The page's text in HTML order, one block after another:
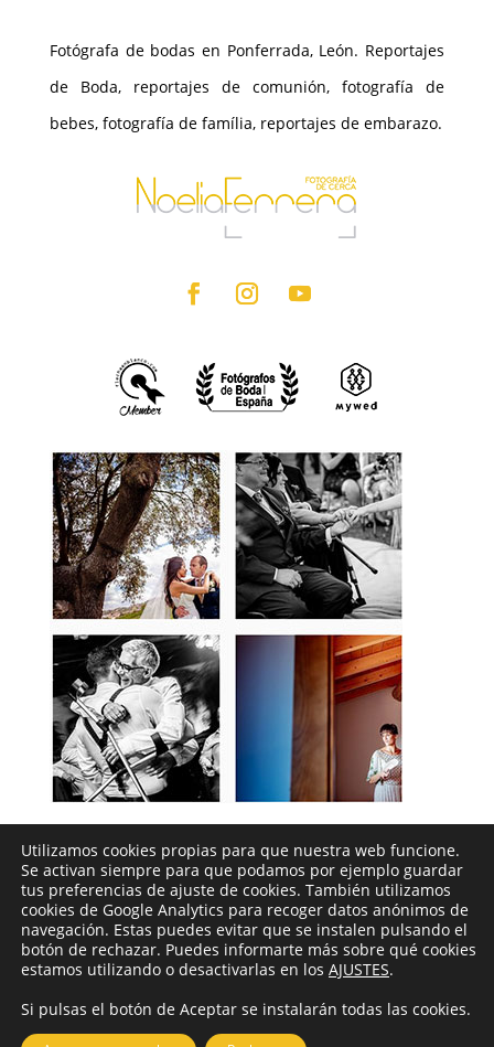
Fotógrafa de bodas en Ponferrada, León. Reportajes
de Boda, reportajes de comunión, fotografía de
bebes, fotografía de família, reportajes de embarazo.
Sigueme en instagram
© Noelia Ferrera. Fotógrafo de Bodas en Ponferrada,
León. |Aviso Legal| Política de cookies
Utilizamos cookies propias para que nuestra web funcione.
Se activan siempre para que podamos por ejemplo guardar
tus preferencias de ajuste de cookies. También utilizamos
cookies de Google Analytics para recoger datos anónimos de
navegación. Estas puedes evitar que se instalen pulsando el
botón de rechazar. Puedes informarte más sobre qué cookies
estamos utilizando o desactivarlas en los AJUSTES.
Si pulsas el botón de Aceptar se instalarán todas las cookies.